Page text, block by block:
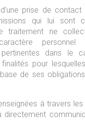
prise de
qui lui sont
traitement ne
personnel
dans le
pour
de ses
à travers
directement